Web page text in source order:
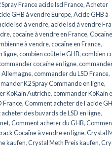
France acide lsd France,Acheter
GHB à vendre Europe,Acide GHB à
lsd à vendre, acide lsd à vendre
,cocaïne à vendre en France,
à vendre,cocaïne en France,
ligne,combien coûte le GHB,combien
cocaïne en ligne,
Allemagne,commander du LSD France,
K2 Spray Commande en ligne,
KoKain Autriche,commander KoKain
France,Comment acheter de l’acide
des buvards de LSD en ligne,
,Comment acheter du GHB,
Cocaïne à vendre en ligne,Crystal
kaufen,Crystal Meth Preis kaufen,